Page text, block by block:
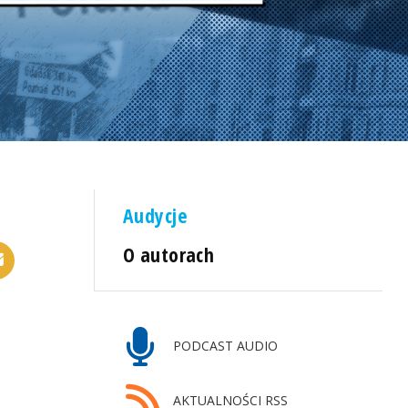
Audycje
O autorach
PODCAST AUDIO
AKTUALNOŚCI RSS